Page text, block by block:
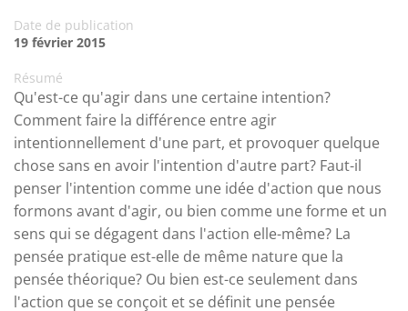
Date de publication
19 février 2015
Résumé
Qu'est-ce qu'agir dans une certaine intention?
Comment faire la différence entre agir
intentionnellement d'une part, et provoquer quelque
chose sans en avoir l'intention d'autre part? Faut-il
penser l'intention comme une idée d'action que nous
formons avant d'agir, ou bien comme une forme et un
sens qui se dégagent dans l'action elle-même? La
pensée pratique est-elle de même nature que la
pensée théorique? Ou bien est-ce seulement dans
l'action que se conçoit et se définit une pensée